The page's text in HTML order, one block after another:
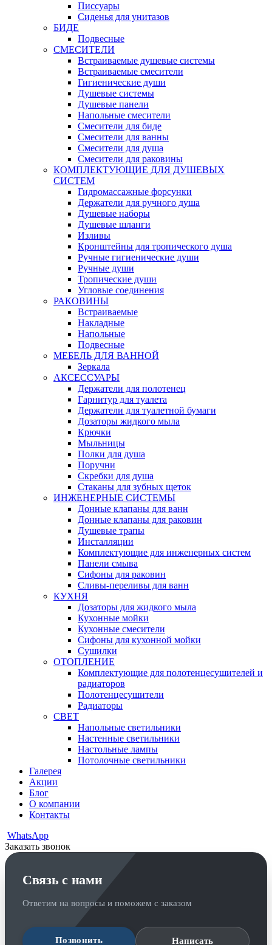
Писсуары
Сиденья для унитазов
БИДЕ
Подвесные
СМЕСИТЕЛИ
Встраиваемые душевые системы
Встраиваемые смесители
Гигиенические души
Душевые системы
Душевые панели
Напольные смесители
Смесители для биде
Смесители для ванны
Смесители для душа
Смесители для раковины
КОМПЛЕКТУЮЩИЕ ДЛЯ ДУШЕВЫХ
СИСТЕМ
Гидромассажные форсунки
Держатели для ручного душа
Душевые наборы
Душевые шланги
Изливы
Кронштейны для тропического душа
Ручные гигиенические души
Ручные души
Тропические души
Угловые соединения
РАКОВИНЫ
Встраиваемые
Накладные
Напольные
Подвесные
МЕБЕЛЬ ДЛЯ ВАННОЙ
Зеркала
АКСЕССУАРЫ
Держатели для полотенец
Гарнитур для туалета
Держатели для туалетной бумаги
Дозаторы жидкого мыла
Крючки
Мыльницы
Полки для душа
Поручни
Скребки для душа
Стаканы для зубных щеток
ИНЖЕНЕРНЫЕ СИСТЕМЫ
Донные клапаны для ванн
Донные клапаны для раковин
Душевые трапы
Инсталляции
Комплектующие для инженерных систем
Панели смыва
Сифоны для раковин
Сливы-переливы для ванн
КУХНЯ
Дозаторы для жидкого мыла
Кухонные мойки
Кухонные смесители
Сифоны для кухонной мойки
Сушилки
ОТОПЛЕНИЕ
Комплектующие для полотенцесушителей и
радиаторов
Полотенцесушители
Радиаторы
СВЕТ
Напольные светильники
Настенные светильники
Настольные лампы
Потолочные светильники
Галерея
Акции
Блог
О компании
Контакты
WhatsApp
Заказать звонок
Связь с нами
Ответим на вопросы и поможем с заказом
Позвонить Написать